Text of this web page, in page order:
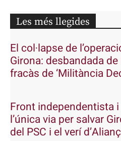
Les més llegides
El col·lapse de
Girona: desbandada
fracàs de ‘Militància
Front independentista
l’única via per salvar
del PSC i el verí